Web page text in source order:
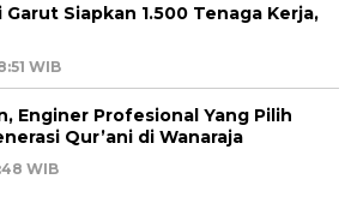
Siapkan 1.500 Tenaga Kerja,
WIB
Enginer Profesional Yang Pilih
Qur’ani di Wanaraja
WIB